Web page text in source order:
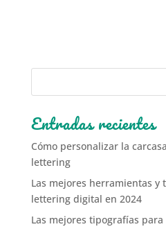
Entradas recientes
Cómo personalizar la
lettering
Las mejores herramientas y
lettering digital en 2024
Las mejores tipografías